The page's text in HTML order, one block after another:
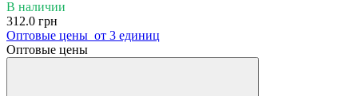
В наличии
312.0 грн
Оптовые цены от 3 единиц
Оптовые цены